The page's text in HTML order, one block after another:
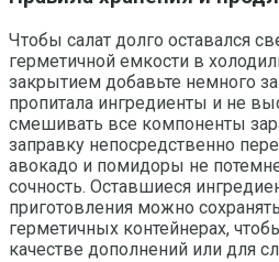
Чтобы салат долго оставался
герметичной емкости в
закрытием добавьте немного
пропитала ингредиенты и не
смешивать все компоненты
заправку непосредственно
авокадо и помидоры не
сочность. Оставшиеся
приготовления можно
герметичных контейнерах,
качестве дополнений или для